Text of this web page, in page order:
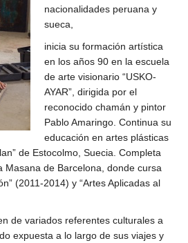
nacionalidades peruana y
sueca,
inicia su formación artística
en los años 90 en la escuela
de arte visionario “USKO-
AYAR”, dirigida por el
reconocido chamán y pintor
Pablo Amaringo. Continua su
educación en artes plásticas
de Estocolmo, Suecia. Completa
Masana de Barcelona, donde cursa
(2011-2014) y “Artes Aplicadas al
de variados referentes culturales a
expuesta a lo largo de sus viajes y